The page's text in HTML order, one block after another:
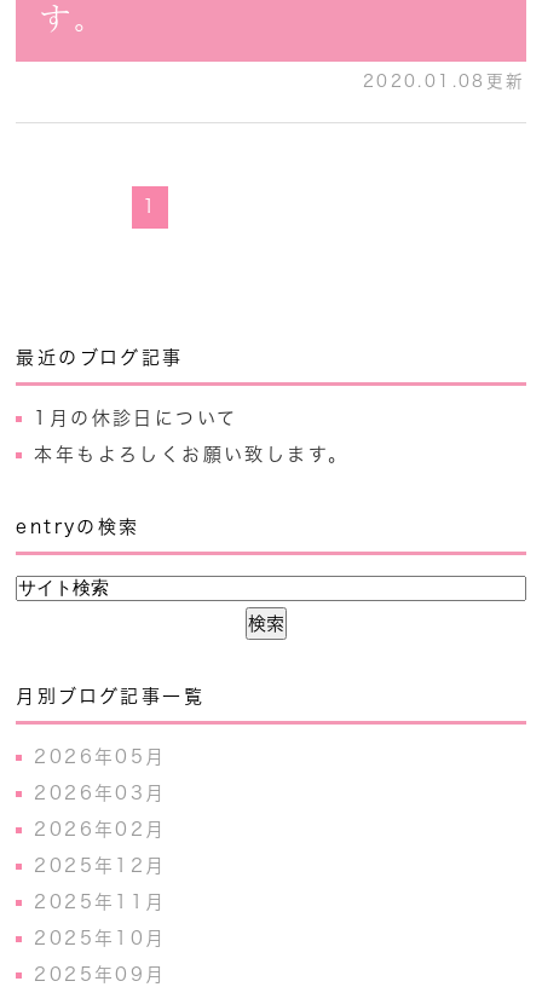
す。
2020.01.08更新
最近のブログ記事
1月の休診日について
本年もよろしくお願い致します。
entryの検索
月別ブログ記事一覧
2026年05月
2026年03月
2026年02月
2025年12月
2025年11月
2025年10月
2025年09月